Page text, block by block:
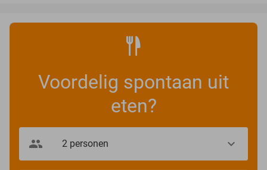
Voordelig spontaan uit
eten?